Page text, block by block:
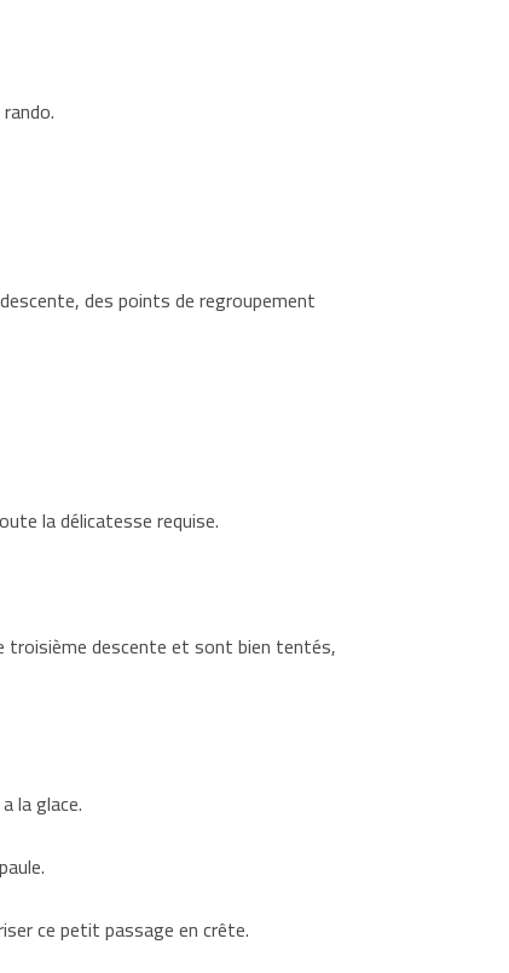
des points de regroupement
la délicatesse requise.
troisième descente et sont bien tentés,
la glace.
ce petit passage en crête.